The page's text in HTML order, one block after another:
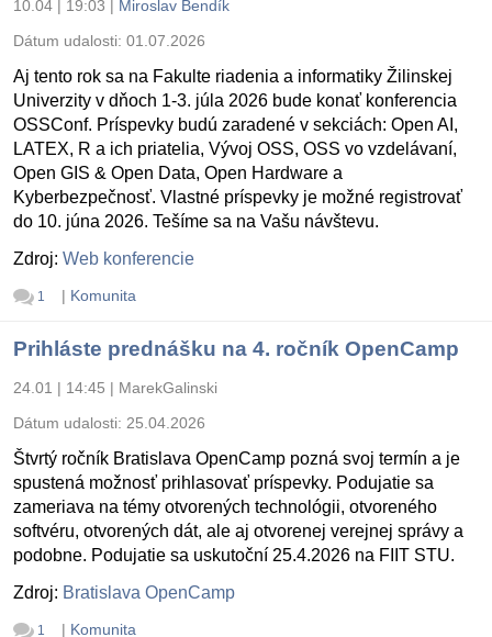
10.04 | 19:03
Miroslav Bendík
Dátum udalosti: 01.07.2026
Aj tento rok sa na Fakulte riadenia a informatiky Žilinskej
Univerzity v dňoch 1-3. júla 2026 bude konať konferencia
OSSConf. Príspevky budú zaradené v sekciách: Open AI,
LATEX, R a ich priatelia, Vývoj OSS, OSS vo vzdelávaní,
Open GIS & Open Data, Open Hardware a
Kyberbezpečnosť. Vlastné príspevky je možné registrovať
do 10. júna 2026. Tešíme sa na Vašu návštevu.
Zdroj: Web konferencie
1 | Komunita
Prihláste prednášku na 4. ročník OpenCamp
24.01 | 14:45 | MarekGalinski
Dátum udalosti: 25.04.2026
Štvrtý ročník Bratislava OpenCamp pozná svoj termín a je
spustená možnosť prihlasovať príspevky. Podujatie sa
zameriava na témy otvorených technológii, otvoreného
softvéru, otvorených dát, ale aj otvorenej verejnej správy a
podobne. Podujatie sa uskutoční 25.4.2026 na FIIT STU.
Zdroj: Bratislava OpenCamp
1 | Komunita